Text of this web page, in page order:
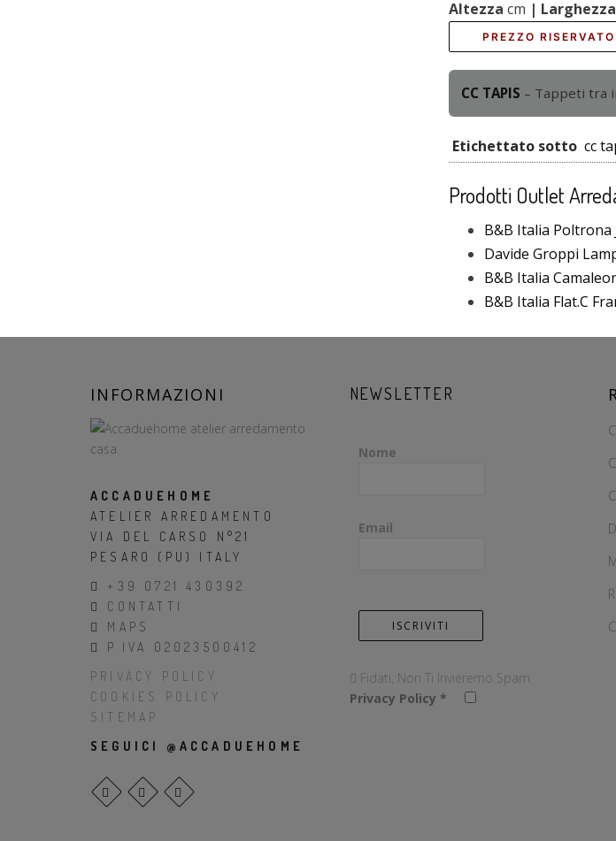
Altezza cm | Larghezza
PREZZO RISERVATO
CC TAPIS – Tappeti tra
Etichettato sotto cc
Prodotti Outlet
B&B Italia Poltrona
Davide Groppi
B&B Italia
B&B Italia Flat.C
INFORMAZIONI
ACCADUEHOME
ATELIER ARREDAMENTO
VIA DEL CARSO N°21
PESARO (PU) ITALY
+39 0721 430392
CONTATTI
MAPS
P.IVA 02023500412
PRIVACY POLICY
COOKIES POLICY
SITEMAP
SEGUICI @ACCADUEHOME
NEWSLETTER
Nome
Email
Fidati, Non Ti Invieremo Spam.
Privacy Policy *